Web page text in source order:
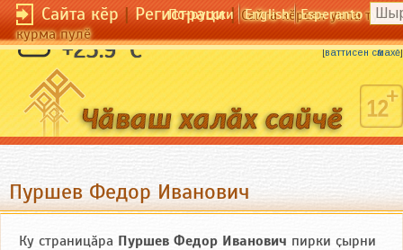
Сайта кӗр|Регистраци|Сайта кӗрсен унпа
курма пулӗ
По-русски English Esperanto
+23.9 °C Выльӑх-чӗрлӗх алла пӑхать.
[ваттисен сӑмахӗ]
Пуршев Федор Иванович
Ку страницӑра Пуршев Федор Иванович пирки ҫырни